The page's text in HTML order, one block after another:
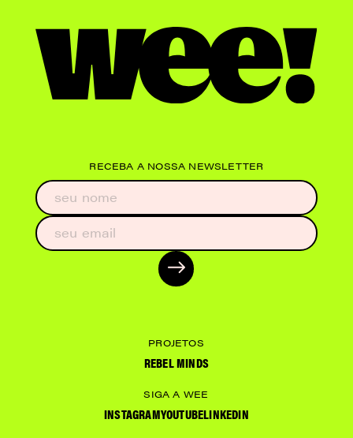
RECEBA A NOSSA NEWSLETTER
PROJETOS
REBEL MINDS
SIGA A WEE
INSTAGRAMYOUTUBELINKEDIN